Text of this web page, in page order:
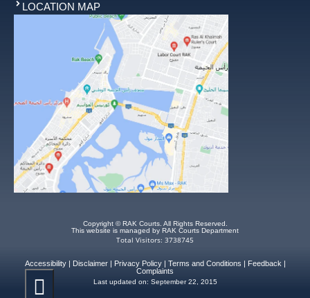
LOCATION MAP
Copyright © RAK Courts. All Rights Reserved.
This website is managed by RAK Courts Department
Total Visitors: 3738745
Accessibility| Disclaimer| Privacy Policy| Terms and Conditions Feedback|
Complaints
Last updated on: September 22, 2015